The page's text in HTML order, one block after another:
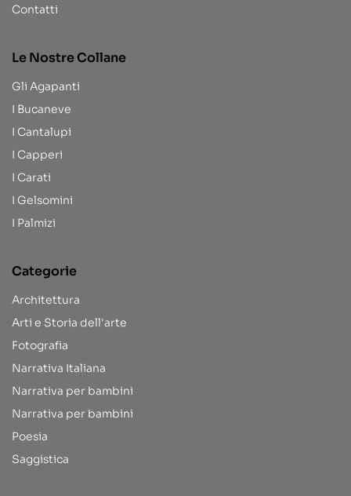
Contatti
Le Nostre Collane
Gli Agapanti
I Bucaneve
I Cantalupi
I Capperi
I Carati
I Gelsomini
I Palmizi
Categorie
Architettura
Arti e Storia dell'arte
Fotografia
Narrativa Italiana
Narrativa per bambini
Narrativa per bambini
Poesia
Saggistica